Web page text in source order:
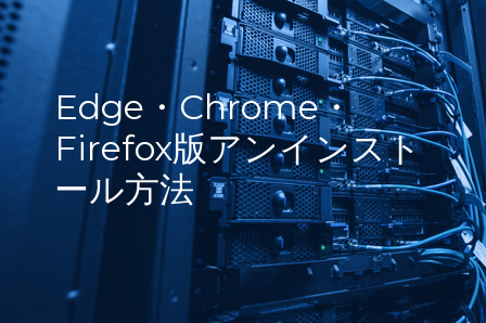
Edge・Chrome・
Firefox版アンインスト
ール方法